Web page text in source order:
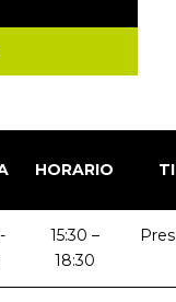
HORARIO
15:30 –
18:30